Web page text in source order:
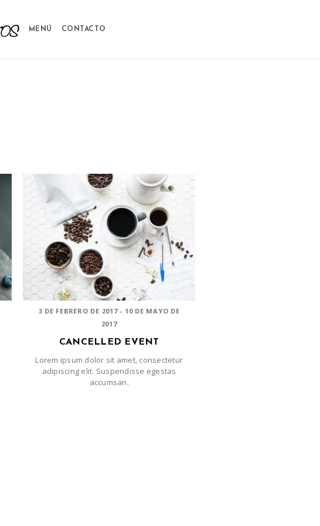
MENÚ CONTACTO
3 DE FEBRERO DE 2017 - 10 DE MAYO DE
2017
CANCELLED EVENT
Lorem ipsum dolor sit amet, consectetur
adipiscing elit. Suspendisse egestas
accumsan.